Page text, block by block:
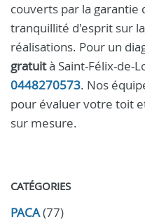
couverts par la garantie
tranquillité d'esprit sur
réalisations. Pour un
gratuità Saint-Félix-de-
0448270573. Nos
pour évaluer votre toit
sur mesure.
CATÉGORIES
PACA(77)